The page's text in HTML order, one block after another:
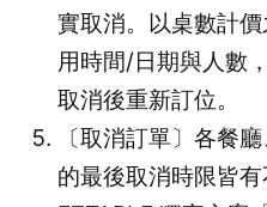
實取消。以桌數計
用時間/日期與人數
取消後重新訂位。
〔取消訂單〕各餐
的最後取消時限皆